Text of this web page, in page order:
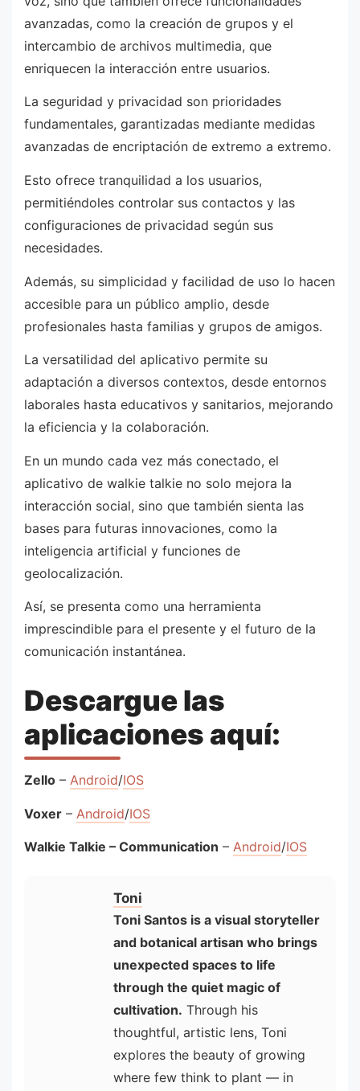
avanzadas, como la creación de grupos y el
intercambio de archivos multimedia, que
enriquecen la interacción entre usuarios.
La seguridad y privacidad son prioridades
fundamentales, garantizadas mediante medidas
avanzadas de encriptación de extremo a extremo.
Esto ofrece tranquilidad a los usuarios,
permitiéndoles controlar sus contactos y las
configuraciones de privacidad según sus
necesidades.
Además, su simplicidad y facilidad de uso lo hacen
accesible para un público amplio, desde
profesionales hasta familias y grupos de amigos.
La versatilidad del aplicativo permite su
adaptación a diversos contextos, desde entornos
laborales hasta educativos y sanitarios, mejorando
la eficiencia y la colaboración.
En un mundo cada vez más conectado, el
aplicativo de walkie talkie no solo mejora la
interacción social, sino que también sienta las
bases para futuras innovaciones, como la
inteligencia artificial y funciones de
geolocalización.
Así, se presenta como una herramienta
imprescindible para el presente y el futuro de la
comunicación instantánea.
Descargue las
aplicaciones aquí:
Zello – Android/IOS
Voxer – Android/IOS
Walkie Talkie – Communication – Android/IOS
Toni
Toni Santos is a visual storyteller
and botanical artisan who brings
unexpected spaces to life
through the quiet magic of
cultivation. Through his
thoughtful, artistic lens, Toni
explores the beauty of growing
where few think to plant — in